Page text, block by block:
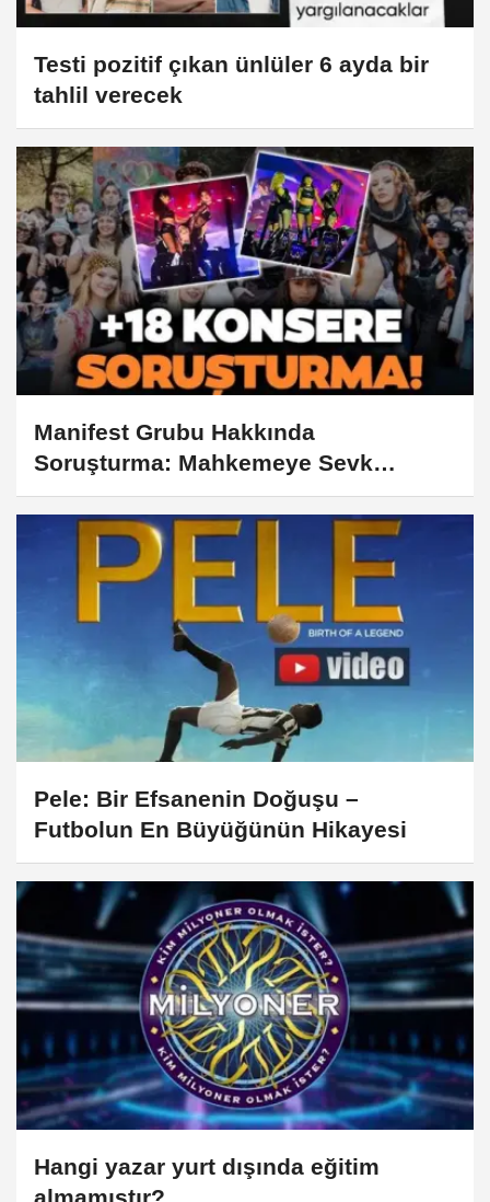
Testi pozitif çıkan ünlüler 6 ayda bir
tahlil verecek
Manifest Grubu Hakkında
Soruşturma: Mahkemeye Sevk
Edildiler
Pele: Bir Efsanenin Doğuşu –
Futbolun En Büyüğünün Hikayesi
Hangi yazar yurt dışında eğitim
almamıştır?